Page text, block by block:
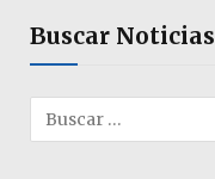
Buscar Noticias